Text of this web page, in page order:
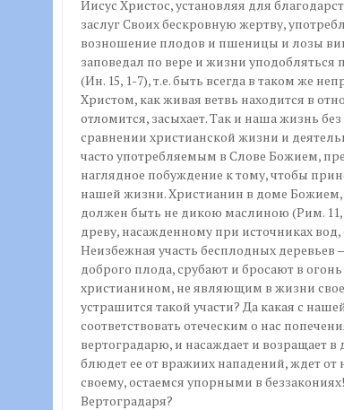
Иисус Христос, установляя для
заслуг Своих бескровную жертву,
возношение плодов и пшеницы и лозы
заповедал по вере и жизни
(Ин. 15, 1-7), т.е. быть всегда в таком же
Христом, как живая ветвь находится в
отломится, засыхает. Так и наша жизнь
сравнении христианской жизни и
часто употребляемым в Слове Божием,
наглядное побуждение к тому, чтобы
нашей жизни. Христианин в доме
должен быть не дикою маслиною (Рим.
древу, насажденному при источниках вод,
Неизбежная участь бесплодных
доброго плода, срубают и бросают в огонь
христианином, не являющим в жизни
устрашится такой участи? Да какая с
соответствовать отеческим о нас
вертоградарю, и насаждает и возращает
блюдет ее от вражиих нападений, ждет
своему, остаемся упорными в
Вертоградаря?